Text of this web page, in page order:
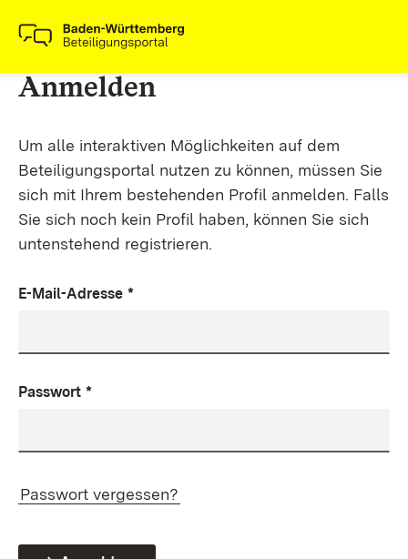
Anmelden
Um alle interaktiven Möglichkeiten auf dem
Beteiligungsportal nutzen zu können, müssen Sie
sich mit Ihrem bestehenden Profil anmelden. Falls
Sie sich noch kein Profil haben, können Sie sich
untenstehend registrieren.
E-Mail-Adresse *
Passwort *
Passwort vergessen?